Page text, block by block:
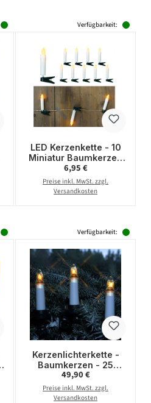
Verfügbarkeit:
LED Kerzenkette - 10
Miniatur Baumkerzen
mit Clip -
Batteriebetrieb -
gelbes Licht - L: 70cm
Regulärer Preis:
6,95 €
Preise inkl. MwSt. zzgl.
Versandkosten
Verfügbarkeit:
Kerzenlichterkette -
Baumkerzen - 25
warmweiße
Glühlampen - E10
Fassung - Ring - L:
Regulärer Preis:
49,90 €
Preise inkl. MwSt. zzgl.
Versandkosten